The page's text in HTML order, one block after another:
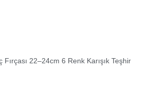
Fırçası 22–24cm 6 Renk Karışık Teşhir